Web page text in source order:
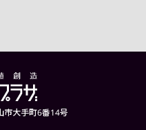
市大手町6番14号